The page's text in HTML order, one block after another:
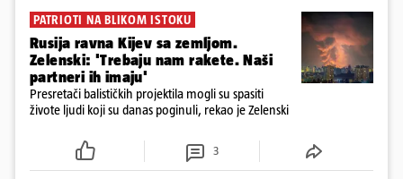
PATRIOTI NA BLIKOM ISTOKU
Rusija ravna Kijev sa zemljom.
Zelenski: 'Trebaju nam rakete. Naši
partneri ih imaju'
Presretači balističkih projektila mogli su spasiti
živote ljudi koji su danas poginuli, rekao je Zelenski
3